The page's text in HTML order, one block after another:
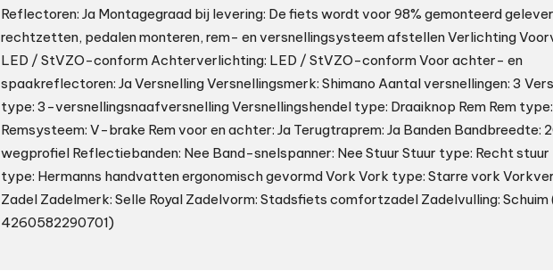
Reflectoren: Ja Montagegraad bij levering: De fiets wordt voor 98% gemonteerd
rechtzetten, pedalen monteren, rem- en versnellingsysteem afstellen Verlichting
LED / StVZO-conform Achterverlichting: LED / StVZO-conform Voor achter- en
spaakreflectoren: Ja Versnelling Versnellingsmerk: Shimano Aantal versnellingen: 3
type: 3-versnellingsnaafversnelling Versnellingshendel type: Draaiknop Rem Rem
Remsysteem: V-brake Rem voor en achter: Ja Terugtraprem: Ja Banden Bandbreedte:
wegprofiel Reflectiebanden: Nee Band-snelspanner: Nee Stuur Stuur type: Recht
type: Hermanns handvatten ergonomisch gevormd Vork Vork type: Starre vork
Zadel Zadelmerk: Selle Royal Zadelvorm: Stadsfiets comfortzadel Zadelvulling: Schuim
4260582290701)